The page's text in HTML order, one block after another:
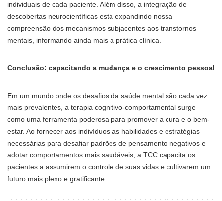
individuais de cada paciente. Além disso, a integração de
descobertas neurocientíficas está expandindo nossa
compreensão dos mecanismos subjacentes aos transtornos
mentais, informando ainda mais a prática clínica.
Conclusão: capacitando a mudança e o crescimento pessoal
Em um mundo onde os desafios da saúde mental são cada vez
mais prevalentes, a terapia cognitivo-comportamental surge
como uma ferramenta poderosa para promover a cura e o bem-
estar. Ao fornecer aos indivíduos as habilidades e estratégias
necessárias para desafiar padrões de pensamento negativos e
adotar comportamentos mais saudáveis, a TCC capacita os
pacientes a assumirem o controle de suas vidas e cultivarem um
futuro mais pleno e gratificante.